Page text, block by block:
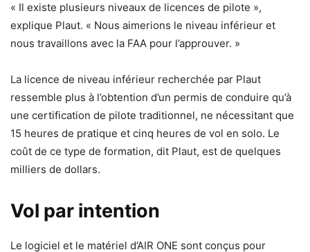
« Il existe plusieurs niveaux de licences de pilote »,
explique Plaut. « Nous aimerions le niveau inférieur et
nous travaillons avec la FAA pour l’approuver. »
La licence de niveau inférieur recherchée par Plaut
ressemble plus à l’obtention d’un permis de conduire qu’à
une certification de pilote traditionnel, ne nécessitant que
15 heures de pratique et cinq heures de vol en solo. Le
coût de ce type de formation, dit Plaut, est de quelques
milliers de dollars.
Vol par intention
Le logiciel et le matériel d’AIR ONE sont conçus pour